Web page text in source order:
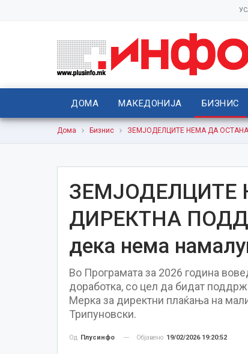
ДОМА МАКЕДОНИЈА БИЗНИС
Дома Бизнис ЗЕМЈОДЕЛЦИТЕ НЕМА ДА
ЗЕМЈОДЕЛЦИТЕ
ДИРЕКТНА
дека нема
Во Програмата за 2026 година
доработка, со цел да бидат
Мерка за директни плаќања на
Трипуновски.
Од Плусинфо Објавено 19/02/2026 19:20:52